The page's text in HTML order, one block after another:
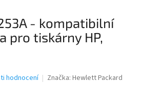
- kompatibilní
pro tiskárny HP,
hodnocení Značka: Hewlett Packard